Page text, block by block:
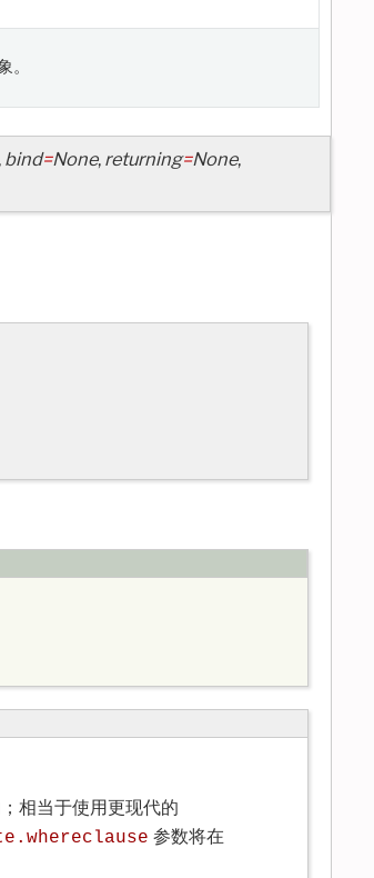
。
bind=None, returning=None,
相当于使用更现代的
参数将在